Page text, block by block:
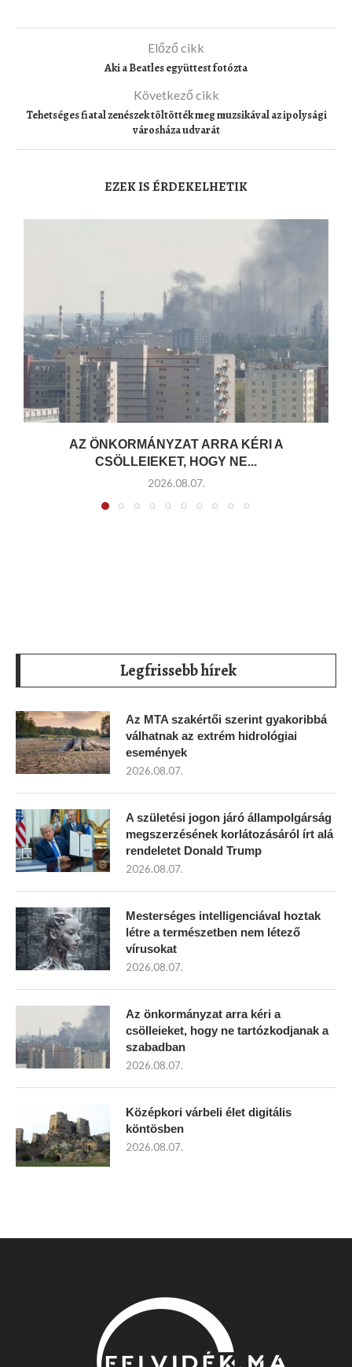
Előző cikk
Aki a Beatles együttest fotózta
Következő cikk
Tehetséges fiatal zenészek töltötték meg muzsikával az ipolysági
városháza udvarát
EZEK IS ÉRDEKELHETIK
AZ ÖNKORMÁNYZAT ARRA KÉRI A
CSÖLLEIEKET, HOGY NE...
2026.08.07.
Legfrissebb hírek
Az MTA szakértői szerint gyakoribbá
válhatnak az extrém hidrológiai
események
2026.08.07.
A születési jogon járó állampolgárság
megszerzésének korlátozásáról írt alá
rendeletet Donald Trump
2026.08.07.
Mesterséges intelligenciával hoztak
létre a természetben nem létező
vírusokat
2026.08.07.
Az önkormányzat arra kéri a
csölleieket, hogy ne tartózkodjanak a
szabadban
2026.08.07.
Középkori várbeli élet digitális
köntösben
2026.08.07.